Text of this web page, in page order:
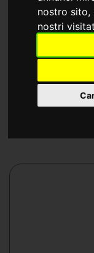
nostro sito,
nostri
EFFETTUA IL